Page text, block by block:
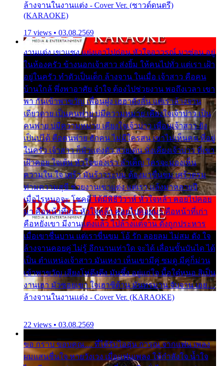
ล้างจานในงานแต่ง - Cover Ver. (ซาวด์ดนตรี)
(KARAOKE)
17 views • 03.08.2569
งานแต่ง เขาแซง แย่งเอาไปก่อน หัวใจอาวรณ์ มาซ่อน อยู่
ในห้องครัว ข้างนอกเจ้าสาว ส่งยิ้ม ให้คนไปทั่ว แต่เรา เฝ้า
อยู่ในครัว ทำตัวเป็นเด็ก ล้างจาน ในเมื่อ เจ้าสาว คือคน
บ้านใกล้ พึ่งพาอาศัย จำใจ ต้องไปช่วยงาน พอถึงเวลา เขา
พา กันเข้าพาขวัญ เพื่อนฝูง เฮฮาดังลั่น แต่เราล้างจาน
เดียวดาย เป็นคนพ่าย บ่มีความหมาย เคียงใจเจ้าบ่าว เป็น
คนพ่าย บ่มีความหมาย เคียงใจเจ้าบ่าว เพื่อนเจ้าสาว ยัง
เป็นบ่ได้ คือคนพ่าย ฮักคน ไม่มีใครสน เขาไม่เห็นคน ที่อยู่
ในครัว เจ้าสาว ก็มัวแต่งตัว สวยเด่น นั่งเคียงเจ้าบ่าว ที่เขา
เฝ้าคอย ใจเต้น หัวใจของเรา ลำเค็ญ ใครจะมองเห็น
ความใน ใจ เศร้า มันร้าวระบม ต้องมาขื่นขม เศร้าตรม
ท่ามความสุขี ช่วยงานเขาแต่ง แต่เรา แล้งมาหลายปี
เมื่อไรหนอจะ โชคดี ได้มีพิธีวิวาห์ หัวใจหล้า คอยไปคอย
มา คือหน้าที่เก่า หัวใจหล้า คอยไปคอยมา คือหน้าที่เก่า
คือหยังเขา มีงานแต่งแล้ว ไปล้างแต่จาน ดั่งถูกประหาร
เมื่อเขาชื่นบาน แต่เราขื่นขม โอ้ รัก ลอยลม ไม่สม ดัง ใจ
ล้างจานคอยคู่ ไม่รู้ อีกนานเท่าใด จะได้ เลื่อนขั้นบันได ได้
เป็น ตำแหน่งเจ้าสาว มันเหงา เห็นเขามีคู่ ซมดู มีคู่ก็ม่วน
เข้าพาขวัญ เสียงโห่ตึงตึง มันซึ้ง อยู่แก่ใจ มื้อใด๋หนอ สิเป็น
งานเฮา มัวซอยเขา ใจเฮาซิด้าน มันทรมาน จับจาน เอย…
ล้างจานในงานแต่ง - Cover Ver. (KARAOKE)
22 views • 03.08.2569
ขอ กราบ ขอบคุณ.... ที่ได้รับไออุ่น การุณ จากแฟน เพลง
ผมแสนชื่นใจ หายวังเวง เมื่อแฟนเพลง ให้กำลังใจ น้ำใจ